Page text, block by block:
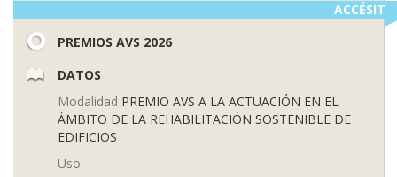
ACCÉSIT
PREMIOS AVS 2026
DATOS
Modalidad PREMIO AVS A LA ACTUACIÓN EN EL
ÁMBITO DE LA REHABILITACIÓN SOSTENIBLE DE
EDIFICIOS
Uso